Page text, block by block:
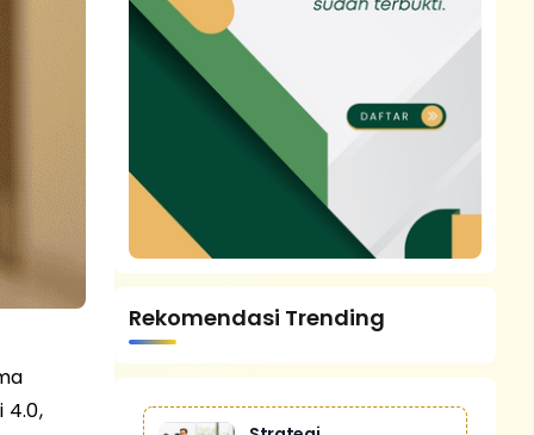
4.0,
Rekomendasi Trending